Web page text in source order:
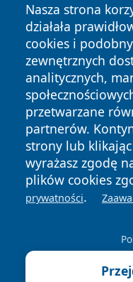
Nasza strona
działała
cookies i
zewnętrznych
analitycznych,
przetwarzane
partnerów.
strony lub
wyrażasz zgodę
plików cookies
prywatności.
Copyright © 2026
zastrzeżone.
News Autorzy